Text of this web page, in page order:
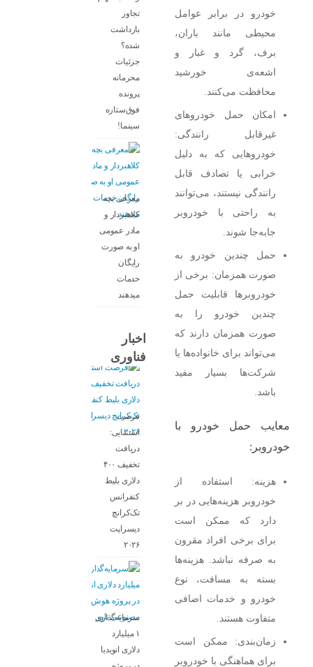
خودرو در برابر عوامل
محیطی مانند باران،
برف، گرد و غبار و
اشعه‌ی خورشید
محافظت می‌کنند.
امکان حمل خودروهای
غیرقابل رانندگی:
خودروهایی که به دلیل
خرابی یا تصادف قابل
رانندگی نیستند، می‌توانند
به راحتی با خودروبر
جابه‌جا شوند.
حمل چندین خودرو به
صورت همزمان: برخی از
خودروبر‌ها قابلیت حمل
چندین خودرو را به
صورت همزمان دارند که
می‌تواند برای خانواده‌ها یا
شرکت‌ها بسیار مفید
باشد.
معایب حمل خودرو با
خودروبر:
هزینه: استفاده از
خودروبر هزینه‌هایی در بر
دارد که ممکن است
برای برخی افراد مقرون
به صرفه نباشد. هزینه‌ها
بسته به مسافت، نوع
خودرو و خدمات اضافی
متفاوت هستند.
زمان‌بندی: ممکن است
برای هماهنگی با خودروبر
تجاوز
بازداشت
شده؟
جزئیات
محرمانه
پرونده
فوق‌ستاره
سینما!
معرفی بچه
کلاهبردار و
مادر عمومی
او به صورت
رایگان
خدمات
میدهند
اخبار
فناوری
فرصت
استثنایی:
دریافت
تخفیف ۴۰۰
دلاری بلیط
کنفرانس
تک‌کرانچ
دیسراپت
۲۰۲۶
سرمایه‌گذاری
۱ میلیارد
دلاری انویدیا